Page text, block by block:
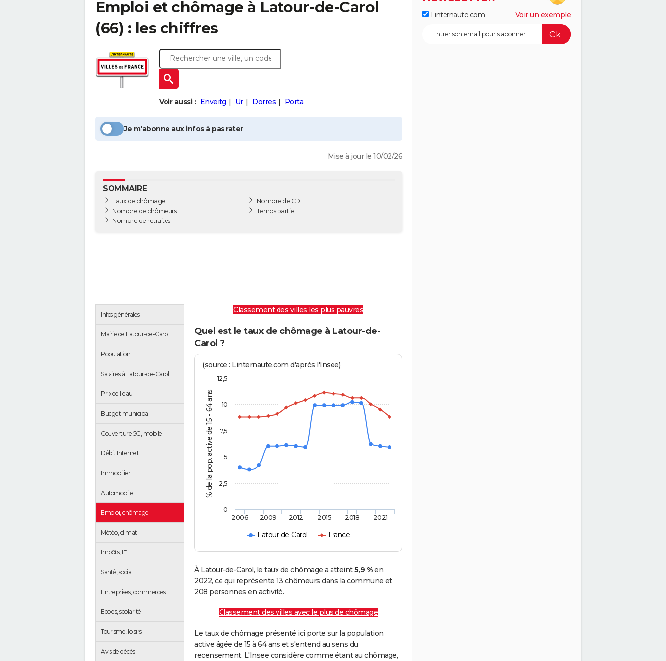
Emploi et chômage à Latour-de-Carol
(66) : les chiffres
Voir aussi : Enveitg Ur Dorres Porta
Je m'abonne aux infos à pas rater
Mise à jour le 10/02/26
SOMMAIRE
Taux de chômage
Nombre de chômeurs
Nombre de retraités
Nombre de CDI
Temps partiel
Infos générales
Mairie de Latour-de-Carol
Population
Salaires à Latour-de-Carol
Prix de l'eau
Budget municipal
Couverture 5G, mobile
Débit Internet
Immobilier
Automobile
Emploi, chômage
Météo, climat
Impôts, IFI
Santé, social
Entreprises, commerces
Ecoles, scolarité
Tourisme, loisirs
Avis de décès
Classement des villes les plus pauvres
Quel est le taux de chômage à Latour-de-
Carol ?
% de la pop. active de 15 - 64 ans
(source : Linternaute.com d'après l'Insee)
Latour-de-Carol France
2006 2009 2012 2015 2018 2021
0
2,5
5
7,5
10
12,5
À Latour-de-Carol, le taux de chômage a atteint5,9 %en
2022, ce qui représente 13 chômeurs dans la commune et
208 personnes en activité.
Classement des villes avec le plus de chômage
Le taux de chômage présenté ici porte sur la population
active âgée de 15 à 64 ans et s'entend au sens du
recensement. L'Insee considère comme étant au chômage,
Linternaute.com Voir un exemple